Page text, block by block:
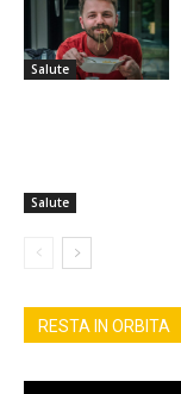
Salute
Salute
RESTA IN ORBITA